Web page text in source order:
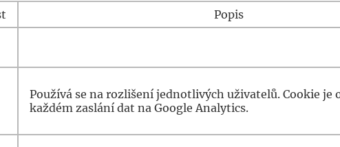
Popis
Používá se na rozlišení jednotlivých uživatelů. Cookie je
každém zaslání dat na Google Analytics.